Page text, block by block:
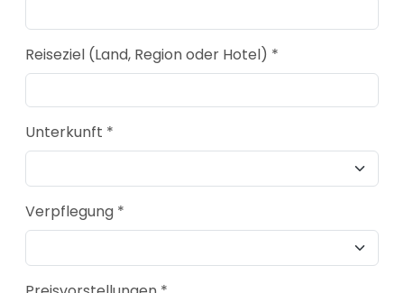
Reiseziel (Land, Region oder Hotel) *
Unterkunft *
Verpflegung *